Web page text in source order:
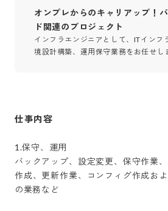
オンプレからのキャリアップ！
ド関連のプロジェクト
インフラエンジニアとして、ITインフ
境設計構築、運用保守業務をお任せし
仕事内容
1.保守、運用
バックアップ、設定変更、保守作業
作成、更新作業、コンフィグ作成お
の業務など